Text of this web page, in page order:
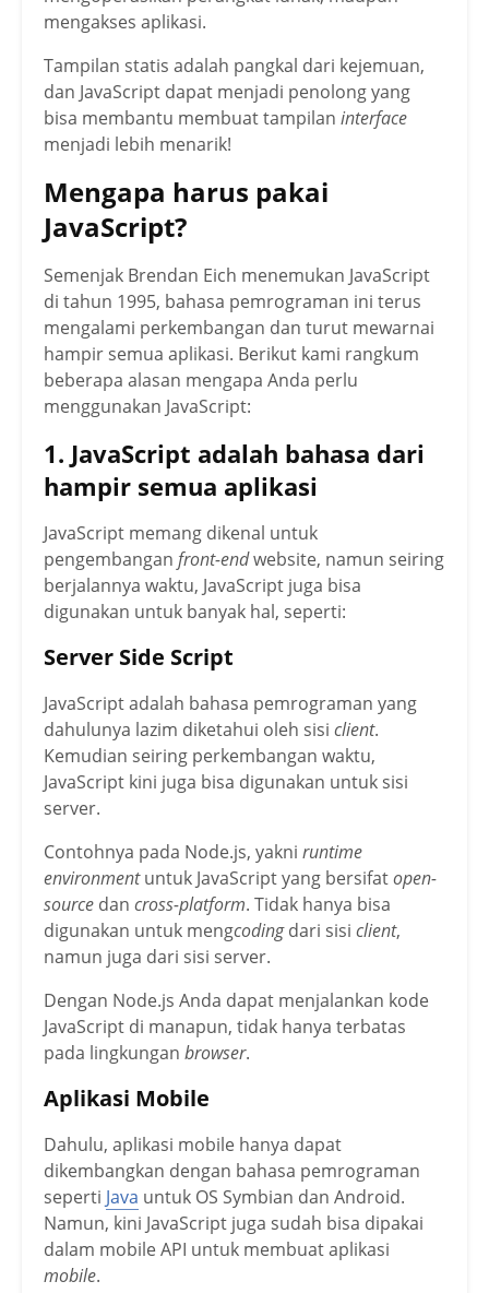
mengakses aplikasi.
Tampilan statis adalah pangkal dari kejemuan,
dan JavaScript dapat menjadi penolong yang
bisa membantu membuat tampilan interface
menjadi lebih menarik!
Mengapa harus pakai
JavaScript?
Semenjak Brendan Eich menemukan JavaScript
di tahun 1995, bahasa pemrograman ini terus
mengalami perkembangan dan turut mewarnai
hampir semua aplikasi. Berikut kami rangkum
beberapa alasan mengapa Anda perlu
menggunakan JavaScript:
1. JavaScript adalah bahasa dari
hampir semua aplikasi
JavaScript memang dikenal untuk
pengembangan front-endwebsite, namun seiring
berjalannya waktu, JavaScript juga bisa
digunakan untuk banyak hal, seperti:
Server Side Script
JavaScript adalah bahasa pemrograman yang
dahulunya lazim diketahui oleh sisi client.
Kemudian seiring perkembangan waktu,
JavaScript kini juga bisa digunakan untuk sisi
server.
Contohnya pada Node.js, yakni runtime
environmentuntuk JavaScript yang bersifatopen-
source dan cross-platform. Tidak hanya bisa
digunakan untuk mengcodingdari sisi client,
namun juga dari sisi server.
Dengan Node.js Anda dapat menjalankan kode
JavaScript di manapun, tidak hanya terbatas
pada lingkungan browser.
Aplikasi Mobile
Dahulu, aplikasi mobile hanya dapat
dikembangkan dengan bahasa pemrograman
seperti Java untuk OS Symbian dan Android.
Namun, kini JavaScript juga sudah bisa dipakai
dalam mobile API untuk membuat aplikasi
mobile.